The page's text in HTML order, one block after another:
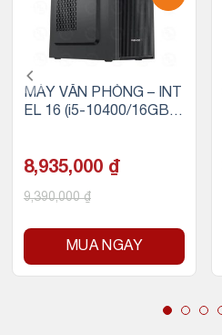
MÁY VĂN PHÒNG – INT
EL 16 (i5-10400/16GB R
8,935,000 ₫
9,390,000₫
MUA NGAY